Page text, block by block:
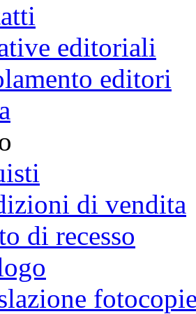
editoriali
editori
di vendita
di recesso